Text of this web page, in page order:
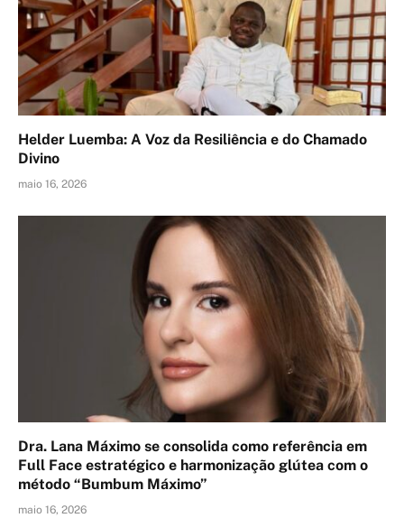
Helder Luemba: A Voz da Resiliência e do Chamado
Divino
maio 16, 2026
Dra. Lana Máximo se consolida como referência em
Full Face estratégico e harmonização glútea com o
método “Bumbum Máximo”
maio 16, 2026